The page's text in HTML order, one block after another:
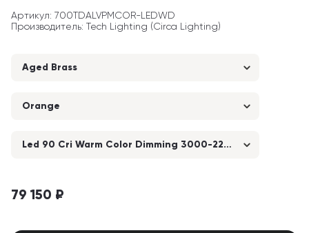
Артикул: 700TDALVPMCOR-LEDWD
Производитель: Tech Lighting (Circa Lighting)
Aged Brass
Orange
Led 90 Cri Warm Color Dimming 3000-2200k 120v (t24)
79 150 ₽